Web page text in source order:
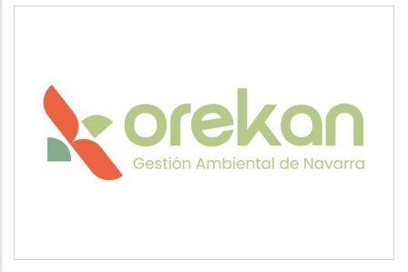
OREKAN
Medio ambiente